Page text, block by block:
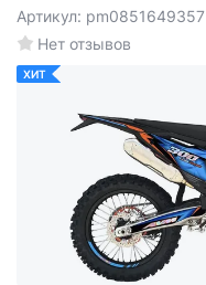
Нет отзывов
Артикул: pm0851649357
ХИТ